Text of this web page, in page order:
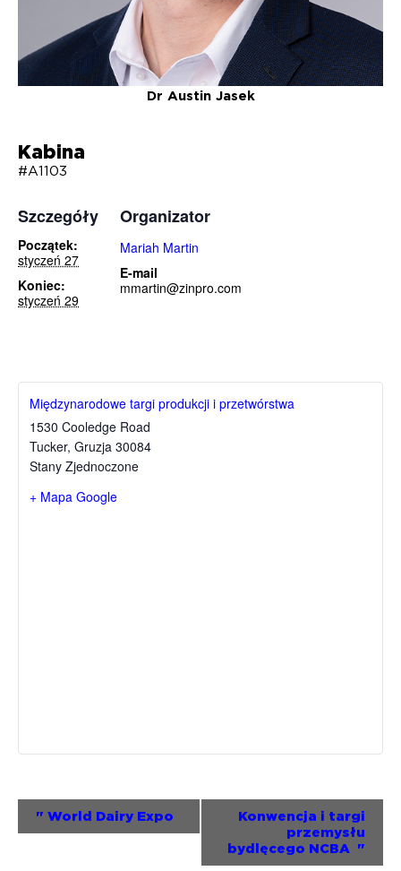
Dr Austin Jasek
Kabina
#A1103
Szczegóły
Początek:
styczeń 27
Koniec:
styczeń 29
Organizator
Mariah Martin
E-mail
mmartin@zinpro.com
Międzynarodowe targi produkcji i przetwórstwa
1530 Cooledge Road
Tucker, Gruzja 30084
Stany Zjednoczone
+ Mapa Google
Wydarzenie
Nawigacja
" World Dairy Expo
Konwencja i targi
przemysłu
bydlęcego NCBA "